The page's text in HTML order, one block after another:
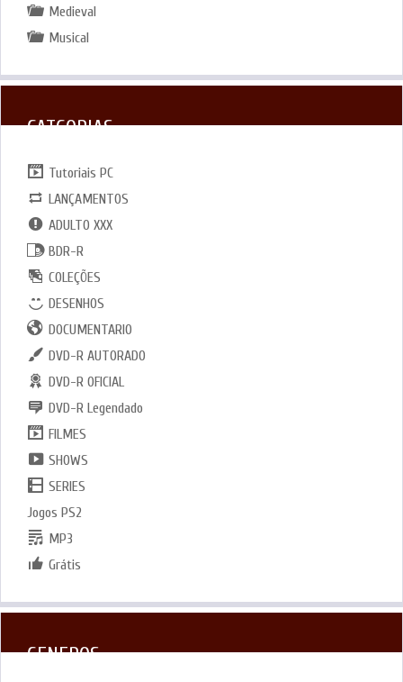
Medieval
Musical
CATGORIAS
Tutoriais PC
LANÇAMENTOS
ADULTO XXX
BDR-R
COLEÇÕES
DESENHOS
DOCUMENTARIO
DVD-R AUTORADO
DVD-R OFICIAL
DVD-R Legendado
FILMES
SHOWS
SERIES
Jogos PS2
MP3
Grátis
GENEROS